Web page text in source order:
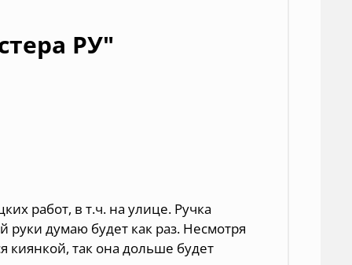
РУ"
работ, в т.ч. на улице. Ручка
руки думаю будет как раз. Несмотря
киянкой, так она дольше будет